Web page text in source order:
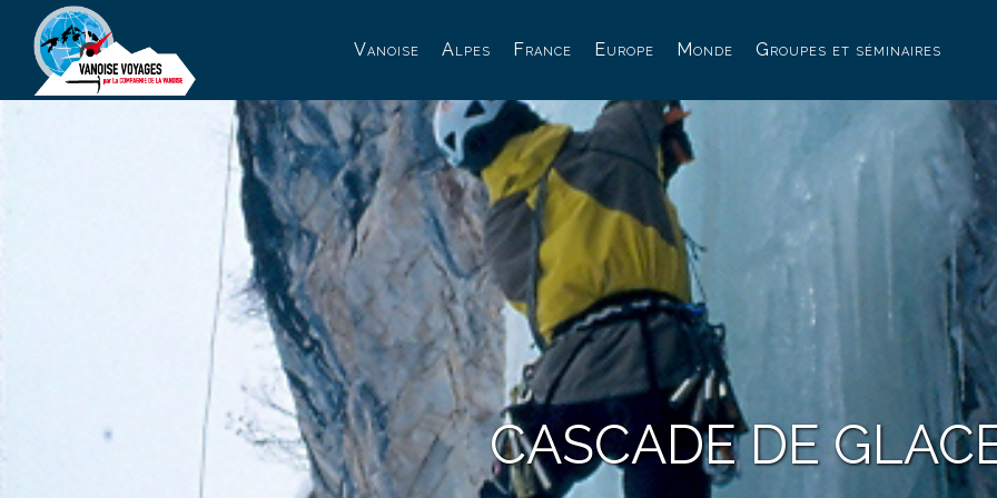
Vanoise Alpes France Europe Monde Groupes et séminaires
CASCADE DE
Panneau de gestion des cookies